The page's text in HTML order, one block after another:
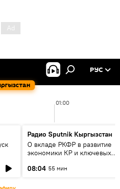
РУС
01:00
Радио Sputnik Кыргызстан
О вкладе РКФР в развитие
экономики КР и ключевых
08:04 55 мин